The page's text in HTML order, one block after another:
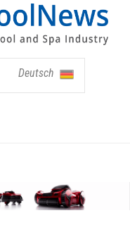
Deutsch